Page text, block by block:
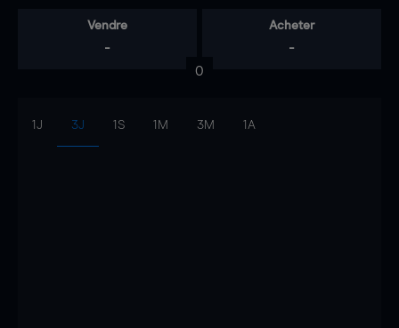
Vendre
-
Acheter
-
0
1J 3J 1S 1M 3M 1A